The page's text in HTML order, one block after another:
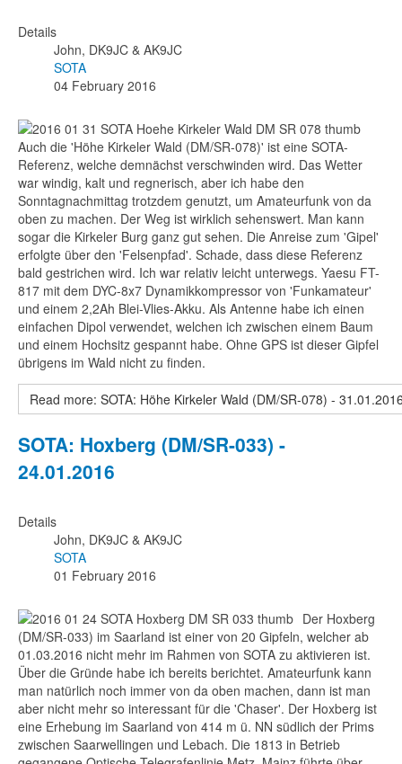
Details
John, DK9JC & AK9JC
SOTA
04 February 2016
Auch die 'Höhe Kirkeler Wald (DM/SR-078)' ist eine SOTA-
Referenz, welche demnächst verschwinden wird. Das Wetter
war windig, kalt und regnerisch, aber ich habe den
Sonntagnachmittag trotzdem genutzt, um Amateurfunk von da
oben zu machen. Der Weg ist wirklich sehenswert. Man kann
sogar die Kirkeler Burg ganz gut sehen. Die Anreise zum 'Gipel'
erfolgte über den 'Felsenpfad'. Schade, dass diese Referenz
bald gestrichen wird. Ich war relativ leicht unterwegs. Yaesu FT-
817 mit dem DYC-8x7 Dynamikkompressor von 'Funkamateur'
und einem 2,2Ah Blei-Vlies-Akku. Als Antenne habe ich einen
einfachen Dipol verwendet, welchen ich zwischen einem Baum
und einem Hochsitz gespannt habe. Ohne GPS ist dieser Gipfel
übrigens im Wald nicht zu finden.
Read more: SOTA: Höhe Kirkeler Wald (DM/SR-078) -
SOTA: Hoxberg (DM/SR-033) -
24.01.2016
Details
John, DK9JC & AK9JC
SOTA
01 February 2016
Der Hoxberg
(DM/SR-033) im Saarland ist einer von 20 Gipfeln, welcher ab
01.03.2016 nicht mehr im Rahmen von SOTA zu aktivieren ist.
Über die Gründe habe ich bereits berichtet. Amateurfunk kann
man natürlich noch immer von da oben machen, dann ist man
aber nicht mehr so interessant für die 'Chaser'. Der Hoxberg ist
eine Erhebung im Saarland von 414 m ü. NN südlich der Prims
zwischen Saarwellingen und Lebach. Die 1813 in Betrieb